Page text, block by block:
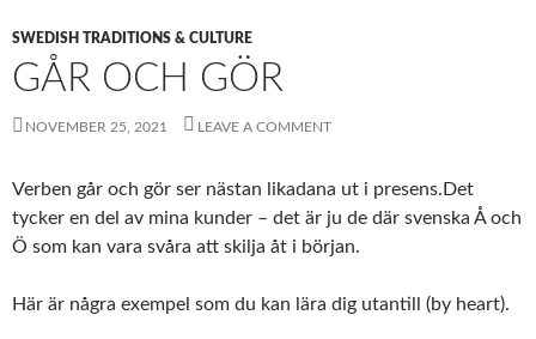
SWEDISH TRADITIONS & CULTURE
GÅR OCH GÖR
NOVEMBER 25, 2021 LEAVE A COMMENT
Verben går och gör ser nästan likadana ut i presens.Det
tycker en del av mina kunder – det är ju de där svenska Å och
Ö som kan vara svåra att skilja åt i början.
Här är några exempel som du kan lära dig utantill (by heart).